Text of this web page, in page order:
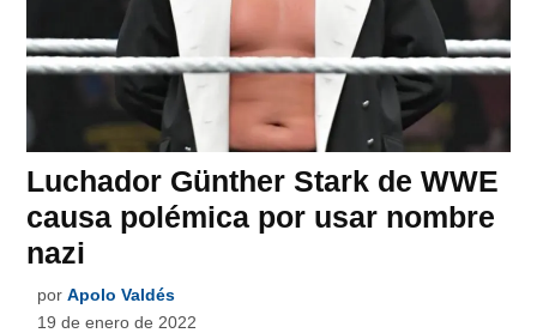
Luchador Günther Stark de WWE
causa polémica por usar nombre
nazi
por Apolo Valdés
19 de enero de 2022